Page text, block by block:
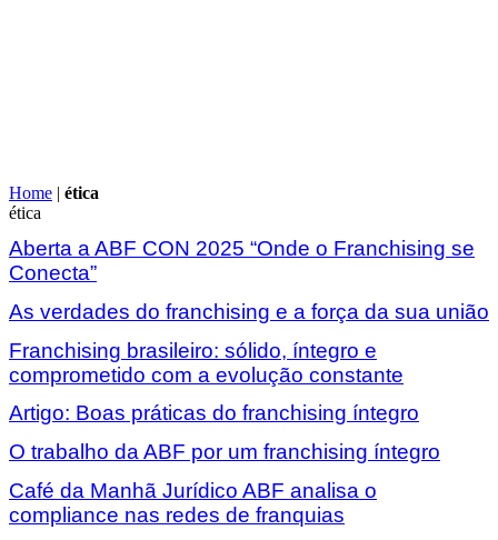
Home | ética
ética
Aberta a ABF CON 2025 “Onde o Franchising se
Conecta”
As verdades do franchising e a força da sua união
Franchising brasileiro: sólido, íntegro e
comprometido com a evolução constante
Artigo: Boas práticas do franchising íntegro
O trabalho da ABF por um franchising íntegro
Café da Manhã Jurídico ABF analisa o
compliance nas redes de franquias